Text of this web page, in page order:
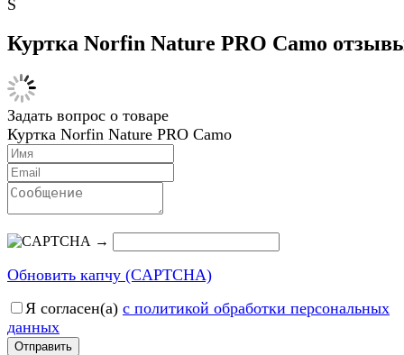
S
Куртка Norfin Nature PRO Camo
Задать вопрос о товаре
Куртка Norfin Nature PRO Camo
→
Обновить капчу (CAPTCHA)
Я согласен(a) с политикой обработки персональных
данных
Отправить